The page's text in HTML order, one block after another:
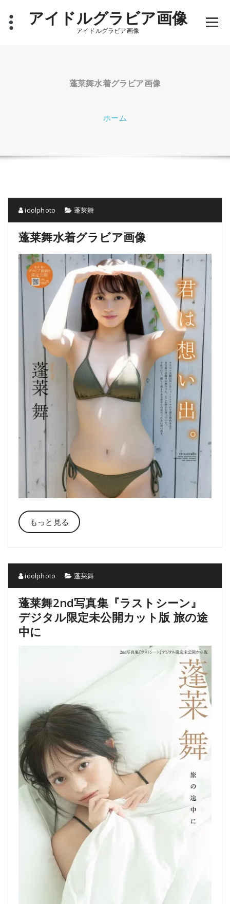
アイドルグラビア画像
アイドルグラビア画像
蓬莱舞水着グラビア画像
ホーム
idolphoto 蓬莱舞
蓬莱舞水着グラビア画像
もっと見る
idolphoto 蓬莱舞
蓬莱舞2nd写真集『ラストシーン』
デジタル限定未公開カット版 旅の途
中に